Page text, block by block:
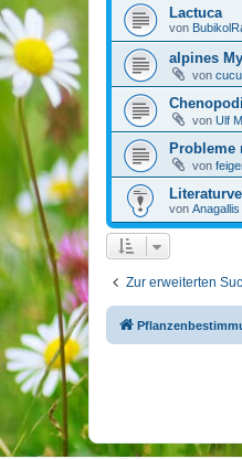
Lactuca
von
alpines
von
von Ulf
Probleme
von
von Anagallis
Zur erweiterten